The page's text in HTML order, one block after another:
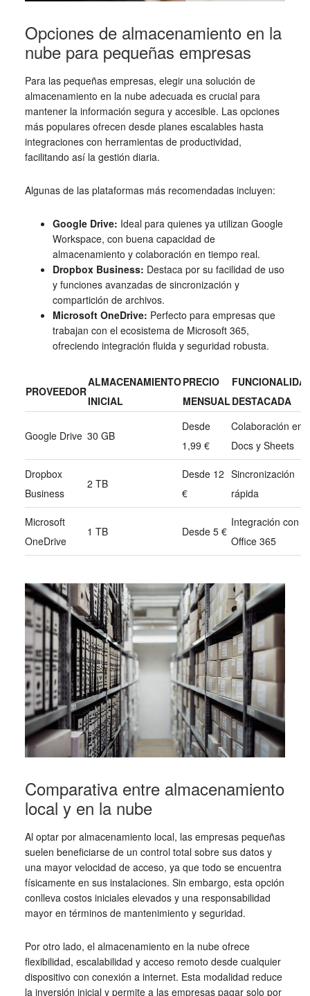
Opciones de almacenamiento en la
nube para pequeñas empresas
Para las pequeñas empresas, elegir una solución de
almacenamiento en la nube adecuada es crucial para
mantener la información segura y accesible. Las opciones
más populares ofrecen desde planes escalables hasta
integraciones con herramientas de productividad,
facilitando así la gestión diaria.
Algunas de las plataformas más recomendadas incluyen:
Google Drive: Ideal para quienes ya utilizan Google
Workspace, con buena capacidad de
almacenamiento y colaboración en tiempo real.
Dropbox Business: Destaca por su facilidad de uso
y funciones avanzadas de sincronización y
compartición de archivos.
Microsoft OneDrive: Perfecto para empresas que
trabajan con el ecosistema de Microsoft 365,
ofreciendo integración fluida y seguridad robusta.
PROVEEDOR
ALMACENAMIENTO
INICIAL
PRECIO
MENSUALDESTACADA
Google Drive 30 GB
Desde
1,99 €
Colaboración en
Docs y Sheets
Dropbox
Business
2 TB
Desde 12
€
Sincronización
rápida
Microsoft
OneDrive
1 TB Desde 5 €
Integración con
Office 365
Comparativa entre almacenamiento
local y en la nube
Al optar por almacenamiento local, las empresas pequeñas
suelen beneficiarse de un control total sobre sus datos y
una mayor velocidad de acceso, ya que todo se encuentra
físicamente en sus instalaciones. Sin embargo, esta opción
conlleva costos iniciales elevados y una responsabilidad
mayor en términos de mantenimiento y seguridad.
Por otro lado, el almacenamiento en la nube ofrece
flexibilidad, escalabilidad y acceso remoto desde cualquier
dispositivo con conexión a internet. Esta modalidad reduce
la inversión inicial y permite a las empresas pagar solo por